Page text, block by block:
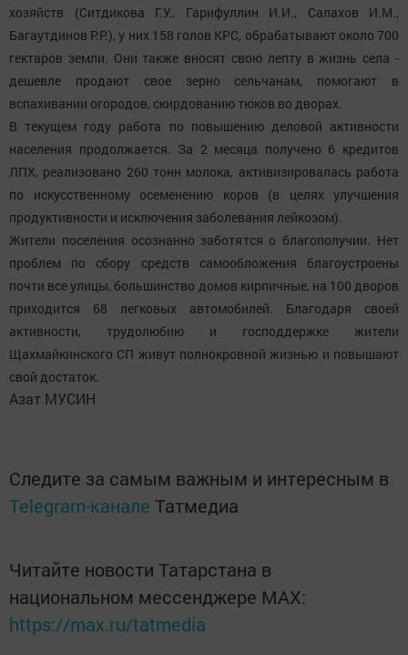
хозяйств (Ситдикова Г.У., Гарифуллин И.И., Салахов И.М.,
Багаутдинов Р.Р.), у них 158 голов КРС, обрабатывают около 700
гектаров земли. Они также вносят свою лепту в жизнь села -
дешевле продают свое зерно сельчанам, помогают в
вспахивании огородов, скирдованию тюков во дворах.
В текущем году работа по повышению деловой активности
населения продолжается. За 2 месяца получено 6 кредитов
ЛПХ, реализовано 260 тонн молока, активизировалась работа
по искусственному осеменению коров (в целях улучшения
продуктивности и исключения заболевания лейкозом).
Жители поселения осознанно заботятся о благополучии. Нет
проблем по сбору средств самообложения благоустроены
почти все улицы, большинство домов кирпичные, на 100 дворов
приходится 68 легковых автомобилей. Благодаря своей
активности, трудолюбию и господдержке жители
Щахмайкинского СП живут полнокровной жизнью и повышают
свой достаток.
Азат МУСИН
Следите за самым важным и интересным в
Telegram-канале Татмедиа
Читайте новости Татарстана в
национальном мессенджере MАХ:
https://max.ru/tatmedia